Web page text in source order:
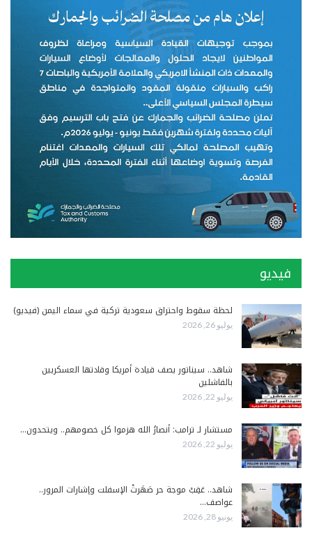
فيديو
لحظة سقوط واحتراق سعودية تركية في سماء اليمن (فيديو)
يوليو 26, 2026
شاهد.. سيناتور يصف قيادة أمريكا وقادتها العسكريين
بالفاشلين
يوليو 22, 2026
مستشار لـ ترامب: أنصارُ الله هزموا كل خصومهم.. ويتحدون…
يوليو 22, 2026
شاهد.. عَقِبْ موجة حر صَهَرتْ الإسفلت وإشارات المرور..
عواصف…
يونيو 28, 2026